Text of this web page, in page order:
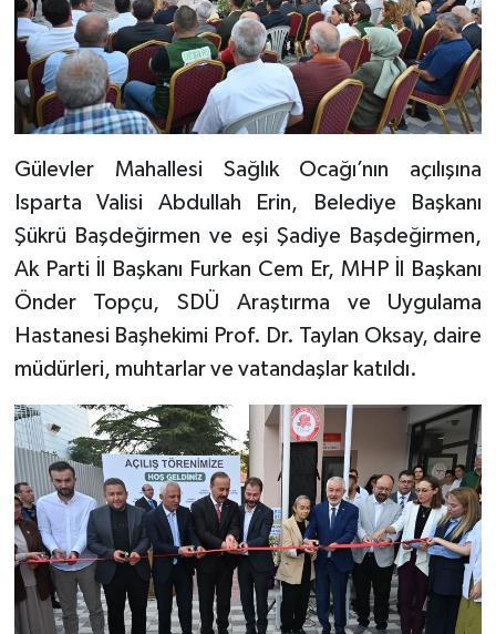
Gülevler Mahallesi Sağlık Ocağı’nın açılışına
Isparta Valisi Abdullah Erin, Belediye Başkanı
Şükrü Başdeğirmen ve eşi Şadiye Başdeğirmen,
Ak Parti İl Başkanı Furkan Cem Er, MHP İl Başkanı
Önder Topçu, SDÜ Araştırma ve Uygulama
Hastanesi Başhekimi Prof. Dr. Taylan Oksay, daire
müdürleri, muhtarlar ve vatandaşlar katıldı.
İletişim
Künye